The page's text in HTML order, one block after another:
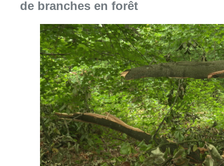
05 août 2026Consulter l'article "Sécheresse : attention
Violente altercation à la station
Bourse: les deux suspects
impliqués restent en détention